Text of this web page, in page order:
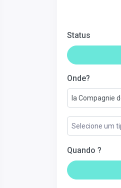
Status
Onde?
la Compagnie
Selecione um
Quando ?